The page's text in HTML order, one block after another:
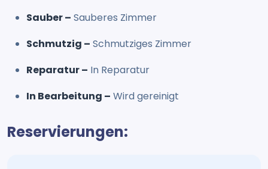
Sauber – Sauberes Zimmer
Schmutzig – Schmutziges Zimmer
Reparatur – In Reparatur
In Bearbeitung – Wird gereinigt
Reservierungen: